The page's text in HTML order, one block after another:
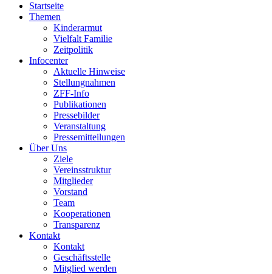
Startseite
Themen
Kinderarmut
Vielfalt Familie
Zeitpolitik
Infocenter
Aktuelle Hinweise
Stellungnahmen
ZFF-Info
Publikationen
Pressebilder
Veranstaltung
Pressemitteilungen
Über Uns
Ziele
Vereinsstruktur
Mitglieder
Vorstand
Team
Kooperationen
Transparenz
Kontakt
Kontakt
Geschäftsstelle
Mitglied werden